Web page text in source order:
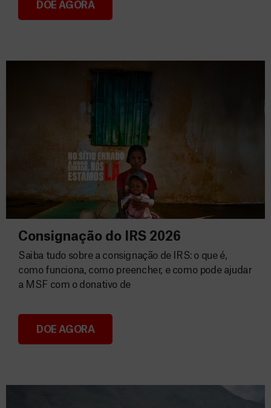
Donativos
DOE AGORA
Consignação do IRS 2026
Consignação do IRS 2026
Saiba tudo sobre a consignação de IRS: o que é,
como funciona, como preencher, e como pode ajudar
a MSF com o donativo de
DOE AGORA